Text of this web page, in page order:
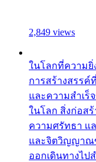
2,849 views
ในโลกที่ความ
การสร้างสรรค์
และความสำเ
ในโลก สิ่งก่อส
ความศรัทธา แ
และจิตวิญญาณ
ออกเดินทางไป